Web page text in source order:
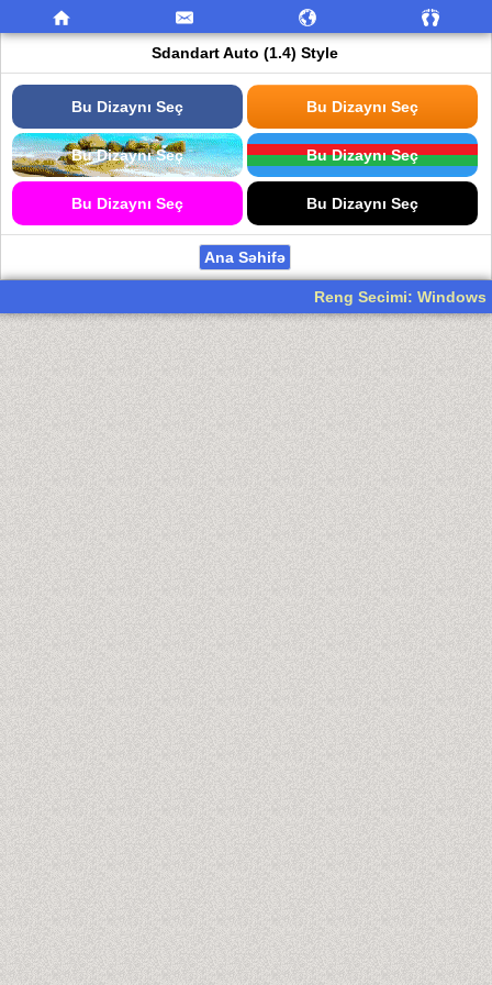
Sdandart Auto (1.4) Style
Bu Dizaynı Seç Bu Dizaynı Seç
Bu Dizaynı Seç Bu Dizaynı Seç
Bu Dizaynı Seç Bu Dizaynı Seç
Ana Səhifə
Reng Secimi: Windows